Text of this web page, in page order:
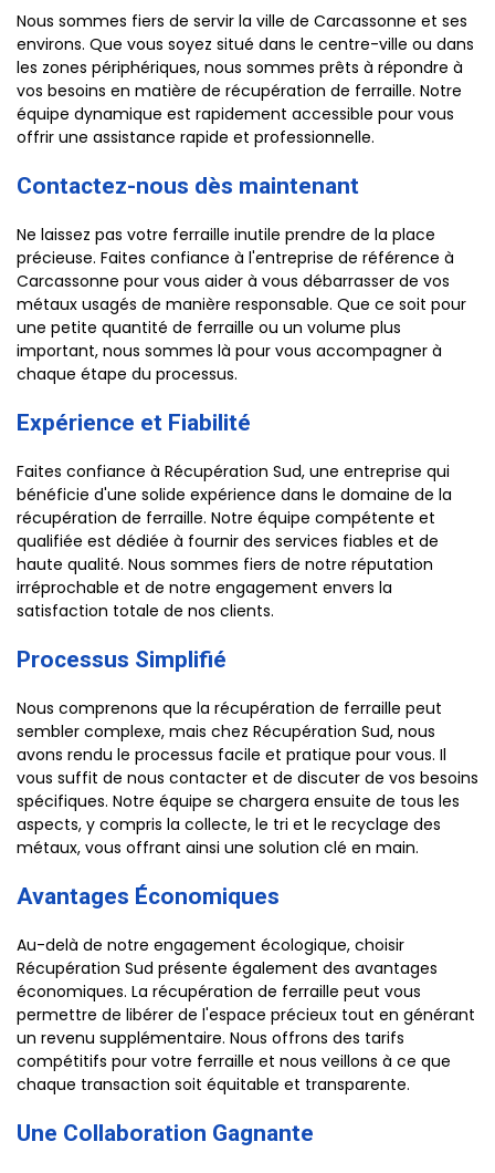
Nous sommes fiers de servir la ville de Carcassonne et ses
environs. Que vous soyez situé dans le centre-ville ou dans
les zones périphériques, nous sommes prêts à répondre à
vos besoins en matière de récupération de ferraille. Notre
équipe dynamique est rapidement accessible pour vous
offrir une assistance rapide et professionnelle.
Contactez-nous dès maintenant
Ne laissez pas votre ferraille inutile prendre de la place
précieuse. Faites confiance à l'entreprise de référence à
Carcassonne pour vous aider à vous débarrasser de vos
métaux usagés de manière responsable. Que ce soit pour
une petite quantité de ferraille ou un volume plus
important, nous sommes là pour vous accompagner à
chaque étape du processus.
Expérience et Fiabilité
Faites confiance à Récupération Sud, une entreprise qui
bénéficie d'une solide expérience dans le domaine de la
récupération de ferraille. Notre équipe compétente et
qualifiée est dédiée à fournir des services fiables et de
haute qualité. Nous sommes fiers de notre réputation
irréprochable et de notre engagement envers la
satisfaction totale de nos clients.
Processus Simplifié
Nous comprenons que la récupération de ferraille peut
sembler complexe, mais chez Récupération Sud, nous
avons rendu le processus facile et pratique pour vous. Il
vous suffit de nous contacter et de discuter de vos besoins
spécifiques. Notre équipe se chargera ensuite de tous les
aspects, y compris la collecte, le tri et le recyclage des
métaux, vous offrant ainsi une solution clé en main.
Avantages Économiques
Au-delà de notre engagement écologique, choisir
Récupération Sud présente également des avantages
économiques. La récupération de ferraille peut vous
permettre de libérer de l'espace précieux tout en générant
un revenu supplémentaire. Nous offrons des tarifs
compétitifs pour votre ferraille et nous veillons à ce que
chaque transaction soit équitable et transparente.
Une Collaboration Gagnante